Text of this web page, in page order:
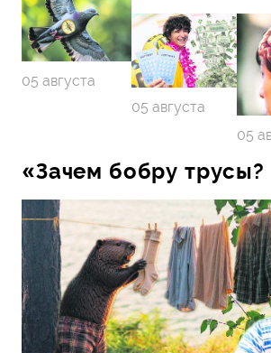
05 августа
05 августа
05
«Зачем бобру трусы?